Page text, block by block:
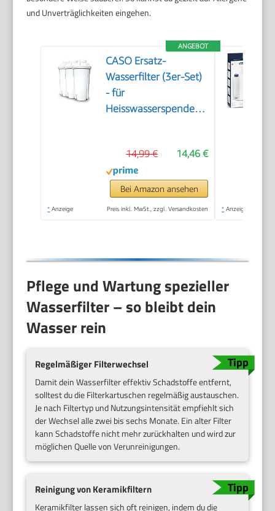
und Unverträglichkeiten eingehen.
ANGEBOT
CASO Ersatz-
Wasserfilter (3er-Set)
- für
Heisswasserspender,
Reduzierung von Kalk,
Chlor und
Schadstoffen, 5-
schichtiges
14,46 €
14,99 €
Bei Amazon ansehen
* Anzeige Preis inkl. MwSt., zzgl. Versandkosten * Anzeige
Pflege und Wartung spezieller
Wasserfilter – so bleibt dein
Wasser rein
Regelmäßiger Filterwechsel
Damit dein Wasserfilter effektiv Schadstoffe entfernt,
solltest du die Filterkartuschen regelmäßig austauschen.
Je nach Filtertyp und Nutzungsintensität empfiehlt sich
der Wechsel alle zwei bis sechs Monate. Ein alter Filter
kann Schadstoffe nicht mehr zurückhalten und wird zur
möglichen Quelle von Verunreinigungen.
Reinigung von Keramikfiltern
Keramikfilter lassen sich oft reinigen, indem du die